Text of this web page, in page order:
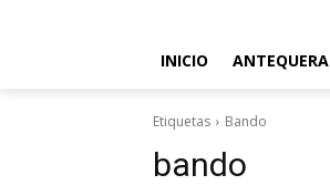
INICIO ANTEQUERA
Etiquetas Bando
bando